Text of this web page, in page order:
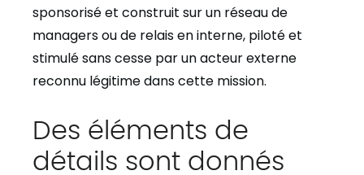
sponsorisé et construit sur un réseau de
managers ou de relais en interne, piloté et
stimulé sans cesse par un acteur externe
reconnu légitime dans cette mission.
Des éléments de
détails sont donnés